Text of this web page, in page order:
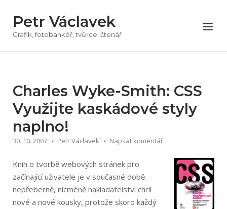
obsah
Petr Václavek
Grafik, fotobankéř, tvůrce, čtenář
Menu
Charles Wyke-Smith: CSS
Využijte kaskádové styly
naplno!
30. 10. 2007 Petr Václavek Napsat komentář
Knih o tvorbě webových stránek pro
začínající uživatele je v současné době
nepřeberně, nicméně nakladatelství chrlí
nové a nové kousky, protože skoro každý